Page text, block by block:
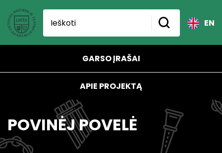
EN
GARSO ĮRAŠAI
APIE PROJEKTĄ
POVINĖJ POVELĖ